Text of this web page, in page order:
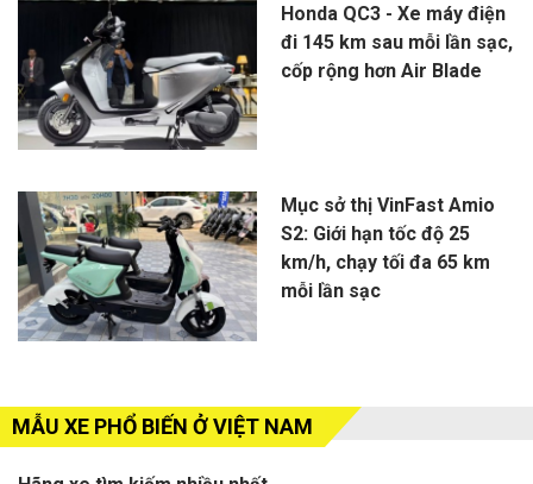
Honda QC3 - Xe máy điện
đi 145 km sau mỗi lần sạc,
cốp rộng hơn Air Blade
Mục sở thị VinFast Amio
S2: Giới hạn tốc độ 25
km/h, chạy tối đa 65 km
mỗi lần sạc
MẪU XE PHỔ BIẾN Ở VIỆT NAM